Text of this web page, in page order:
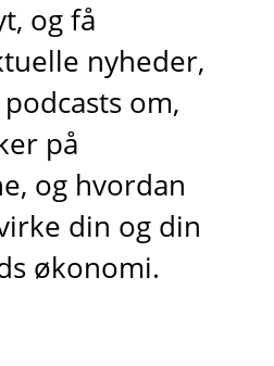
og få
nyheder,
om,
på
og hvordan
din og din
økonomi.